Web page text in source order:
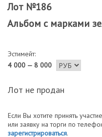
Лот №186
Альбом с марками
Эстимейт:
4 000 — 8 000
Лот не продан
Если Вы хотите принять
или заявку на торги по
зарегистрироваться.